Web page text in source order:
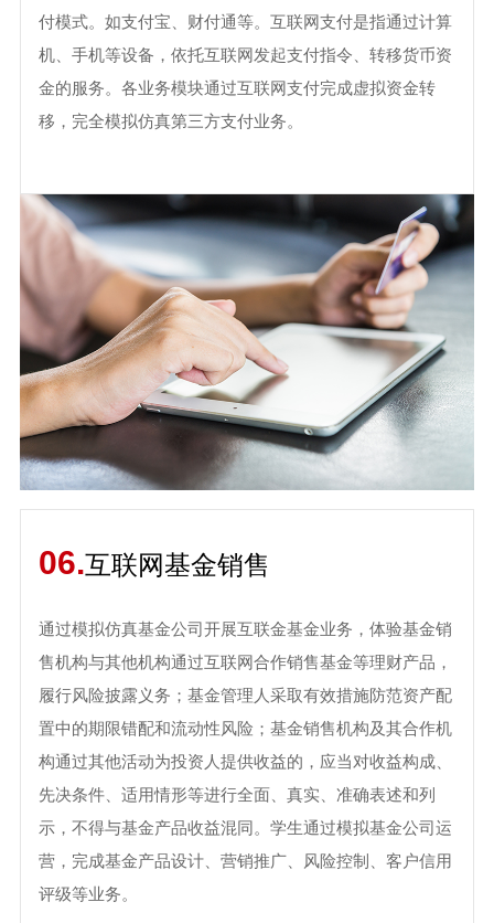
付模式。如支付宝、财付通等。互联网支付是指通过计算
机、手机等设备，依托互联网发起支付指令、转移货币资
金的服务。各业务模块通过互联网支付完成虚拟资金转
移，完全模拟仿真第三方支付业务。
06.互联网基金销售
通过模拟仿真基金公司开展互联金基金业务，体验基金销
售机构与其他机构通过互联网合作销售基金等理财产品，
履行风险披露义务；基金管理人采取有效措施防范资产配
置中的期限错配和流动性风险；基金销售机构及其合作机
构通过其他活动为投资人提供收益的，应当对收益构成、
先决条件、适用情形等进行全面、真实、准确表述和列
示，不得与基金产品收益混同。学生通过模拟基金公司运
营，完成基金产品设计、营销推广、风险控制、客户信用
评级等业务。